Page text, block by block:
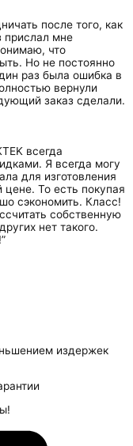
после того, как
прислал мне
что
Но не постоянно
раз была ошибка в
вернули
заказ сделали.
всегда
Я всегда могу
для изготовления
цене. То есть покупая
сэкономить. Класс!
собственную
нет такого.
издержек